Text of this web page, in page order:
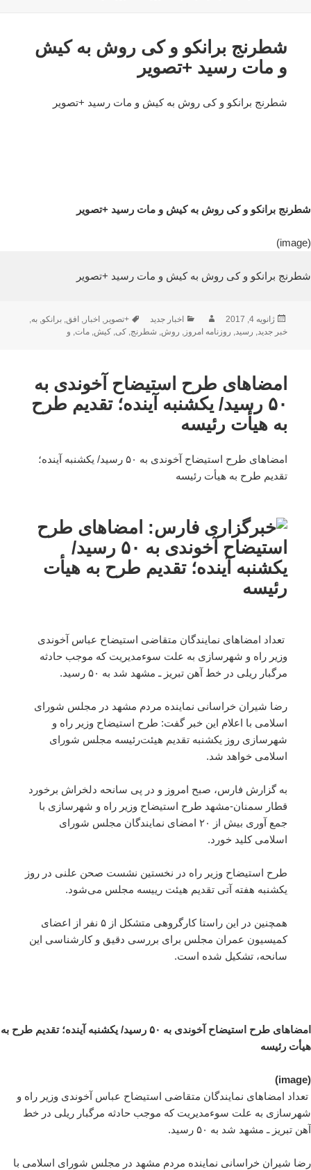
شطرنج برانکو و کی روش به کیش
و مات رسید +تصویر
شطرنج برانکو و کی روش به کیش و مات رسید +تصویر
شطرنج برانکو و کی روش به کیش و مات رسید +تصویر
(image)
شطرنج برانکو و کی روش به کیش و مات رسید +تصویر
ارسال
شده
ژانویه 4, 2017 نویسندهدسته‌ها
اخبار جدید برچسب‌ها
+تصویر, اخبار, افق,برانکو,به,
خبر جدید, رسید, روزنامه امروز, روش, شطرنج,کی,کیش,مات, و
امضاهای طرح استیضاح آخوندی به
۵۰ رسید/ یکشنبه آینده؛ تقدیم طرح
به هیأت رئیسه
امضاهای طرح استیضاح آخوندی به ۵۰ رسید/ یکشنبه آینده؛
تقدیم طرح به هیأت رئیسه
تعداد امضاهای نمایندگان متقاضی استیضاح عباس آخوندی
وزیر راه و شهرسازی به علت سوءمدیریت که موجب حادثه
مرگبار ریلی در خط آهن تبریز ـ مشهد شد به ۵۰ رسید.
رضا شیران خراسانی نماینده مردم مشهد در مجلس شورای
اسلامی با اعلام این خبر گفت: طرح استیضاح وزیر راه و
شهرسازی روز یکشنبه تقدیم هیئت‌رئیسه مجلس شورای
اسلامی خواهد شد.
به گزارش فارس، صبح امروز و در پی سانحه دلخراش برخورد
قطار سمنان-مشهد طرح استیضاح وزیر راه و شهرسازی با
جمع آوری بیش از ۲۰ امضای نمایندگان مجلس شورای
اسلامی کلید خورد.
طرح استیضاح وزیر راه در نخستین نشست صحن علنی در روز
یکشنبه هفته آتی تقدیم هیئت رییسه مجلس می‌شود.
همچنین در این راستا کارگروهی متشکل از ۵ نفر از اعضای
کمیسیون عمران مجلس برای بررسی دقیق و کارشناسی این
سانحه، تشکیل شده است.
امضاهای طرح استیضاح آخوندی به ۵۰ رسید/ یکشنبه آینده؛ تقدیم طرح به
هیأت رئیسه
(image)
تعداد امضاهای نمایندگان متقاضی استیضاح عباس آخوندی وزیر راه و
شهرسازی به علت سوءمدیریت که موجب حادثه مرگبار ریلی در خط
آهن تبریز ـ مشهد شد به ۵۰ رسید.
رضا شیران خراسانی نماینده مردم مشهد در مجلس شورای اسلامی با